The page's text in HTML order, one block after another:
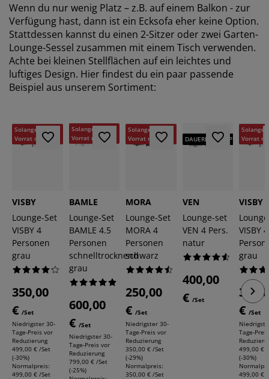
Wenn du nur wenig Platz – z.B. auf einem Balkon - zur
Verfügung hast, dann ist ein Ecksofa eher keine Option.
Stattdessen kannst du einen 2-Sitzer oder zwei Garten-
Lounge-Sessel zusammen mit einem Tisch verwenden.
Achte bei kleinen Stellflächen auf ein leichtes und
luftiges Design. Hier findest du ein paar passende
Beispiel aus unserem Sortiment:
Solange der
Vorrat reicht
VISBY
Lounge-Set
VISBY 4
Personen
grau
350,00
€ /Set
Niedrigster 30-
Tage-Preis vor
Reduzierung
499,00 € /Set
(-30%)
Normalpreis:
499,00 € /Set
Solange der
Vorrat reicht
BAMLE
Lounge-Set
BAMLE 4.5
Personen
schnelltrocknend
grau
600,00
€ /Set
Niedrigster 30-
Tage-Preis vor
Reduzierung
799,00 € /Set
(-25%)
Solange der
Vorrat reicht
MORA
Lounge-Set
MORA 4
Personen
schwarz
250,00
€ /Set
Niedrigster 30-
Tage-Preis vor
Reduzierung
350,00 € /Set
(-29%)
Normalpreis:
350,00 € /Set
DAUERNIEDRIGPREIS
VEN
Lounge-set
VEN 4 Pers.
natur
400,00
€ /Set
Solange
Vorrat
VISBY
VISBY 4
grau
€ /Set
Tage-
499,00 €
(-30%)
499,00 €